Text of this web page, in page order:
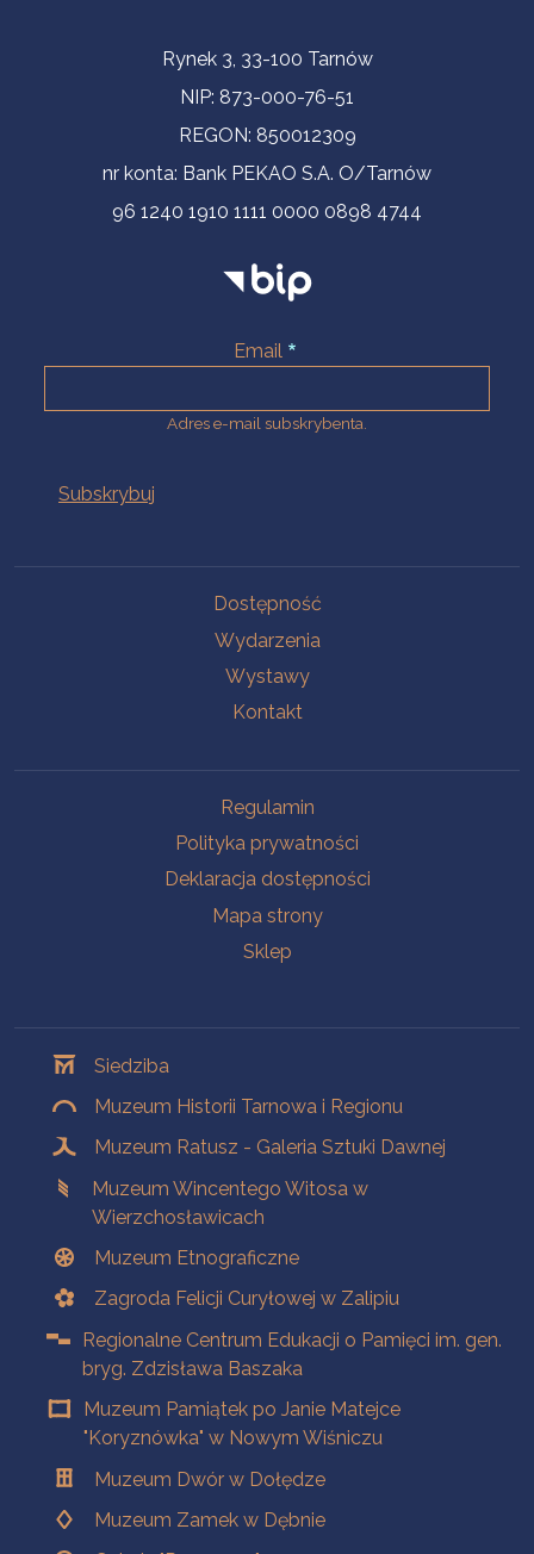
Informacje kontaktoweRynek 3, 33-100 Tarnów
NIP: 873-000-76-51
REGON: 850012309
nr konta: Bank PEKAO S.A. O/Tarnów
96 1240 1910 1111 0000 0898 4744
Email
Adres e-mail subskrybenta.
Dostępność
Wydarzenia
Wystawy
Kontakt
Regulamin
Polityka prywatności
Deklaracja dostępności
Mapa strony
Sklep
Siedziba
Muzeum Historii Tarnowa i Regionu
Muzeum Ratusz - Galeria Sztuki Dawnej
Muzeum Wincentego Witosa w
Wierzchosławicach
Muzeum Etnograficzne
Zagroda Felicji Curyłowej w Zalipiu
Regionalne Centrum Edukacji o Pamięci im. gen.
bryg. Zdzisława Baszaka
Muzeum Pamiątek po Janie Matejce
"Koryznówka" w Nowym Wiśniczu
Muzeum Dwór w Dołędze
Muzeum Zamek w Dębnie